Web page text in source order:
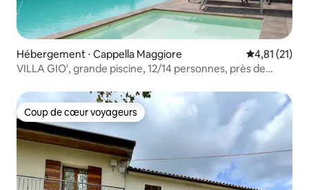
Hébergement ⋅ Cappella Maggiore Évaluation
4,81 (21)
VILLA GIO', grande piscine, 12/14 personnes, près de
Coup de cœur voyageurs
Coup de cœur voyageurs